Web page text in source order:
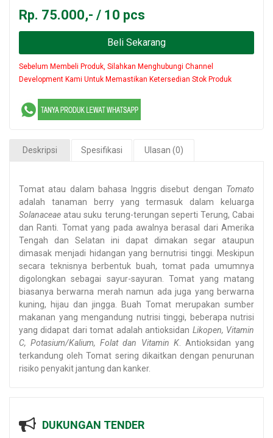
Rp. 75.000,- / 10 pcs
Beli Sekarang
Sebelum Membeli Produk, Silahkan Menghubungi Channel
Development Kami Untuk Memastikan Ketersedian Stok Produk
Deskripsi Spesifikasi Ulasan (0)
Tomat atau dalam bahasa Inggris disebut dengan Tomato
adalah tanaman berry yang termasuk dalam keluarga
Solanaceae atau suku terung-terungan seperti Terung, Cabai
dan Ranti. Tomat yang pada awalnya berasal dari Amerika
Tengah dan Selatan ini dapat dimakan segar ataupun
dimasak menjadi hidangan yang bernutrisi tinggi. Meskipun
secara teknisnya berbentuk buah, tomat pada umumnya
digolongkan sebagai sayur-sayuran. Tomat yang matang
biasanya berwarna merah namun ada juga yang berwarna
kuning, hijau dan jingga. Buah Tomat merupakan sumber
makanan yang mengandung nutrisi tinggi, beberapa nutrisi
yang didapat dari tomat adalah antioksidan Likopen, Vitamin
C, Potasium/Kalium, Folat dan Vitamin K. Antioksidan yang
terkandung oleh Tomat sering dikaitkan dengan penurunan
risiko penyakit jantung dan kanker.
DUKUNGAN TENDER